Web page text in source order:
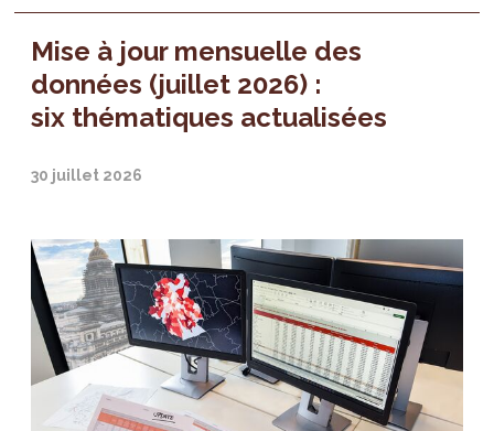
Mise à jour mensuelle des
données (juillet 2026) :
six thématiques actualisées
30 juillet 2026